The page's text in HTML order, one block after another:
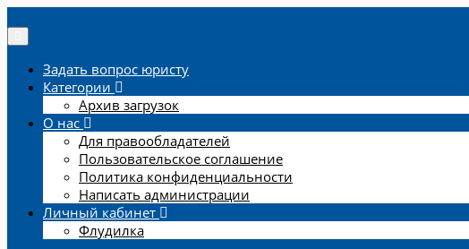
Задать вопрос юристу
Категории
Архив загрузок
О нас
Для правообладателей
Пользовательское соглашение
Политика конфиденциальности
Написать администрации
Личный кабинет
Флудилка